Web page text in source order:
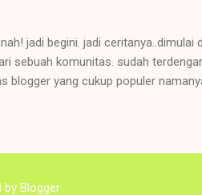
jadi begini. jadi ceritanya..dimulai
sebuah komunitas. sudah
yang cukup populer
kekaguman yang lumayan
saya. "ah, ini mah
saya. jadi saya cuma jadi 'secret
by Blogger